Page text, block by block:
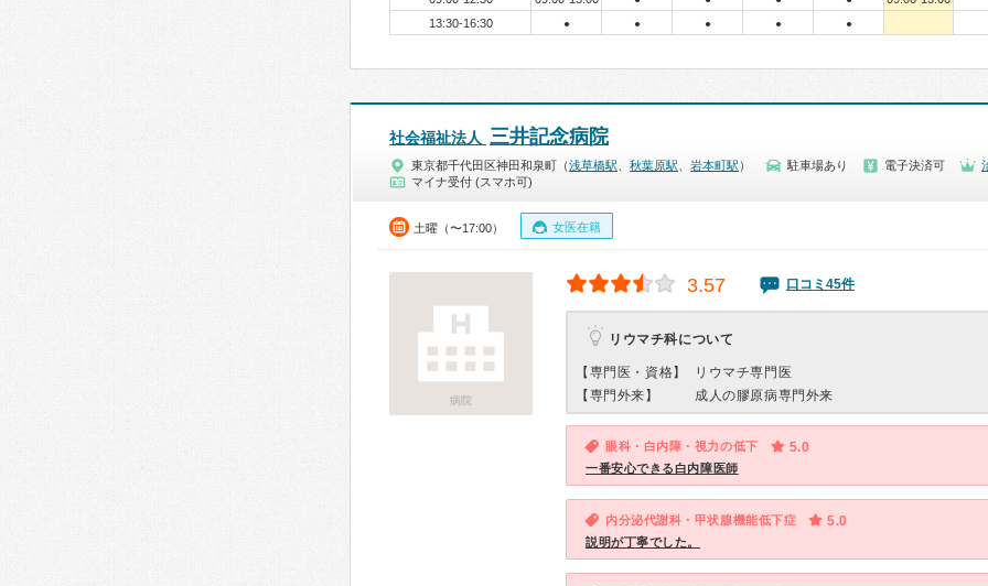
13:30-16:30
● ● ● ● ●
社会福祉法人 三井記念病院
東京都千代田区神田和泉町（浅草橋駅 秋葉原駅 岩本町駅 ） 駐車場あり 電子決済可
マイナ受付 (スマホ可)
土曜（〜17:00） 女医在籍
病院
3.57 口コミ45件
リウマチ科について
【専門医・資格】
リウマチ専門医
【専門外来】
成人の膠原病専門外来
眼科・白内障・視力の低下 5.0
一番安心できる白内障医師
内分泌代謝科・甲状腺機能低下症 5.0
説明が丁寧でした。